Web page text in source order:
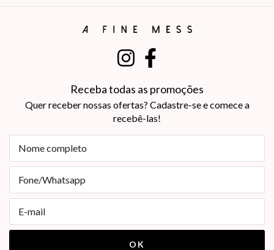
Receba todas as promoções
Quer receber nossas ofertas? Cadastre-se e comece a
recebê-las!